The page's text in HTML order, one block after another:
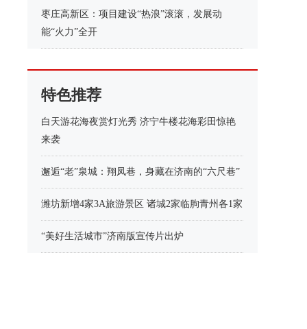
枣庄高新区：项目建设“热浪”滚滚，发展动
能“火力”全开
特色推荐
白天游花海夜赏灯光秀 济宁牛楼花海彩田惊艳
来袭
邂逅“老”泉城：翔凤巷，身藏在济南的“六尺巷”
潍坊新增4家3A旅游景区 诸城2家临朐青州各1家
“美好生活城市”济南版宣传片出炉